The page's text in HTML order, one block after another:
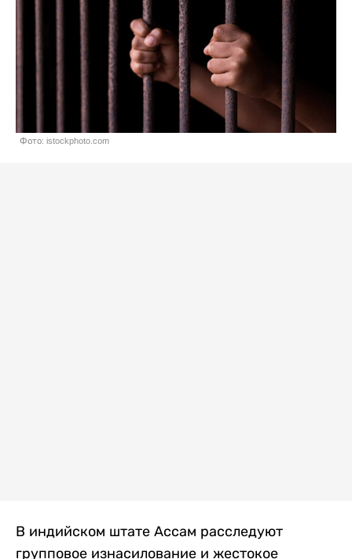
Фото: istockphoto.com
В индийском штате Ассам расследуют
групповое изнасилование и жестокое